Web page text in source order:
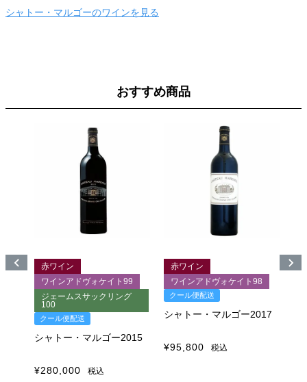
シャトー・マルゴーのワインを見る
おすすめ商品
赤ワイン
ワインアドヴォケイト99
ジェームスサックリング
100
クール便配送
シャトー・マルゴー2015
¥280,000 税込
赤ワイン
ワインアドヴォケイト98
クール便配送
シャトー・マルゴー2017
¥95,800 税込